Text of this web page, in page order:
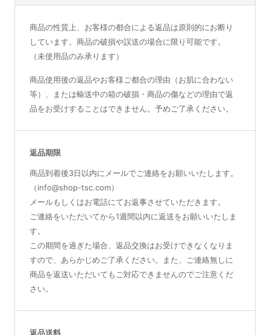
商品の性質上、お客様の都合による返品は原則的にお断り
しています。商品の破損や誤送の場合に限り可能です。
（未使用品のみ承ります）
商品使用後の返品やお客様ご都合の理由（お肌に合わない
等）、または輸送中の箱の破損・商品の傷などの理由で返
品をお受けすることはできません。予めご了承ください。
返品期限
商品到着後3日以内にメールでご連絡をお願いいたします。
（info@shop-tsc.com）
メールもしくはお電話にてお返事させていただきます。
ご連絡をいただいてから1週間以内に返送をお願いいたしま
す。
この期間を過ぎた場合、返品交換はお受けできなくなりま
すので、あらかじめご了承ください。また、ご連絡無しに
商品を返送いただいてもご対応できませんのでご注意くだ
さい。
返品送料